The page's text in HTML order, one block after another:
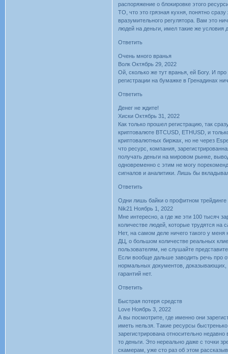
распоряжение о блокировке этого
ТО, что это грязная кухня, понятно
вразумительного регулятора. Вам это
людей на деньги, имел такие же условия
Ответить
Очень много вранья
Волк Октябрь 29, 2022
Ой, сколько же тут вранья, ей Богу. И
регистрации на бумажке в Гренадинах
Ответить
Денег не ждите!
Хиски Октябрь 31, 2022
Как только прошел регистрацию, так
криптовалюте BTCUSD, ETHUSD, и
криптовалютных биржах, но не через
что ресурс, компания,
получать деньги на мировом рынке,
одновременно с этим не могу
сигналов и аналитики. Лишь бы
Ответить
Одни лишь байки о профитном трейдинге
Nik21 Ноябрь 1, 2022
Мне интересно, а где же эти 100 тысяч
количестве людей, которые трудятся на
Нет, на самом деле ничего такого у
ДЦ, о большом количестве реальных
пользователям, не слушайте
Если вообще дальше заводить речь про
нормальных документов,
гарантий нет.
Ответить
Быстрая потеря средств
Love Ноябрь 3, 2022
А вы посмотрите, где именно они
иметь нельзя. Такие ресурсы
зарегистрирована относительно
то деньги. Это нереально даже с точки
скамерам, уже сто раз об этом